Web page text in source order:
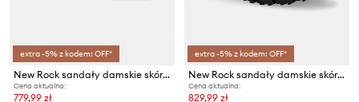
extra -5% z kodem: OFF*
New Rock sandały damskie skórzane ANTIK NEGRO, ITALI NEGRO, TANK CASCO LATE
Cena aktualna:
779,99 zł
extra -5% z kodem: OFF*
New Rock sandały damskie skórzane ITALI NEGRO, TANK CASCO NEGRO PIN LATERA
Cena aktualna:
829,99 zł